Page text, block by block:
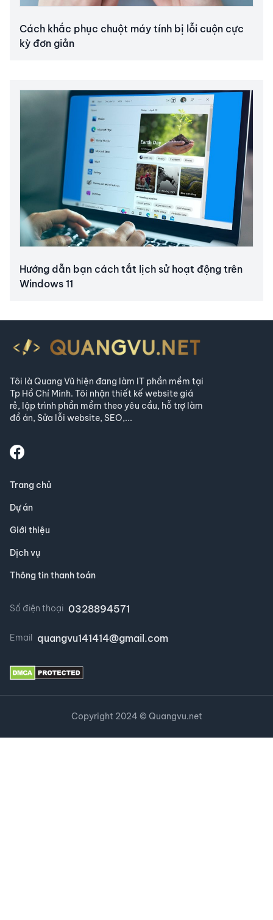
Cách khắc phục chuột máy tính bị lỗi cuộn cực
kỳ đơn giản
Hướng dẫn bạn cách tắt lịch sử hoạt động trên
Windows 11
Tôi là Quang Vũ hiện đang làm IT phần mềm tại
Tp Hồ Chí Minh. Tôi nhận thiết kế website giá
rẻ, lập trình phần mềm theo yêu cầu, hỗ trợ làm
đồ án, Sửa lỗi website, SEO,...
Trang chủ
Dự án
Giới thiệu
Dịch vụ
Thông tin thanh toán
Số điện thoại 0328894571
Email quangvu141414@gmail.com
Copyright 2024 © Quangvu.net